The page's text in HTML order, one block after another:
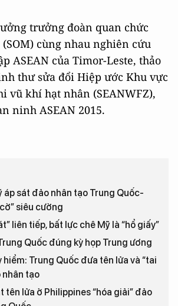
trưởng đoàn quan chức
(SOM) cùng nhau nghiên cứu
ASEAN của Timor-Leste, thảo
thư sửa đổi Hiệp ước Khu vực
vũ khí hạt nhân (SEANWFZ),
ninh ASEAN 2015.
áp sát đảo nhân tạo Trung Quốc-
siêu cường
liên tiếp, bất lực chê Mỹ là “hổ giấy”
Quốc đúng kỳ họp Trung ương
hiểm: Trung Quốc đưa tên lửa và “tai
nhân tạo
tên lửa ở Philippines “hóa giải” đảo